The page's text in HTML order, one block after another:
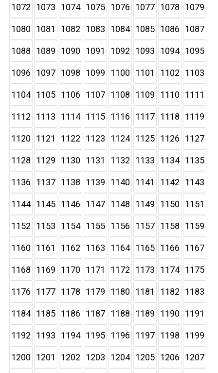
1072 1073 1074 1075 1076 1077 1078 1079
1080 1081 1082 1083 1084 1085 1086 1087
1088 1089 1090 1091 1092 1093 1094 1095
1096 1097 1098 1099 1100 1101 1102 1103
1104 1105 1106 1107 1108 1109 1110 1111
1112 1113 1114 1115 1116 1117 1118 1119
1120 1121 1122 1123 1124 1125 1126 1127
1128 1129 1130 1131 1132 1133 1134 1135
1136 1137 1138 1139 1140 1141 1142 1143
1144 1145 1146 1147 1148 1149 1150 1151
1152 1153 1154 1155 1156 1157 1158 1159
1160 1161 1162 1163 1164 1165 1166 1167
1168 1169 1170 1171 1172 1173 1174 1175
1176 1177 1178 1179 1180 1181 1182 1183
1184 1185 1186 1187 1188 1189 1190 1191
1192 1193 1194 1195 1196 1197 1198 1199
1200 1201 1202 1203 1204 1205 1206 1207